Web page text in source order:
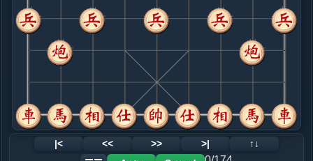
.....车１进５
红+7
9. 车二进四
红+9
.....象７进５
10. 车九平四
红+11
.....车１平４
红+33
卒３进１
红+16
马三进四
.....车４进１
红+11
12. 仕六进五
红+8
炮七退一
红+26
士６进５
|< << >> >|
↑↓